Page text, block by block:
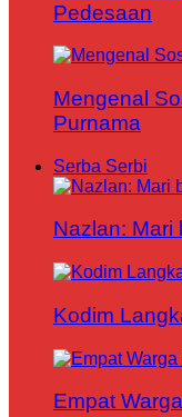
Pedesaan
Mengenal
Purnama
Serba Serbi
Nazlan: Mari
Kodim
Empat